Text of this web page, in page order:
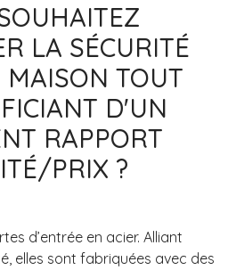
LA SÉCURITÉ
MAISON TOUT
D'UN
RAPPORT
PRIX ?
d’entrée en acier. Alliant
elles sont fabriquées avec des